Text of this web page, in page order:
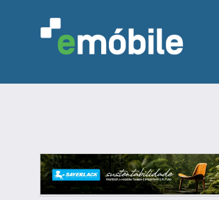
INDÚSTRIA MARCENARIA
DESIGN &
INDICADORES
FEIRAS NOTÍCIAS